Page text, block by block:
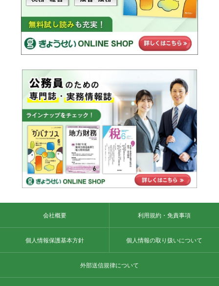
会社概要 利用規約・免責事項
個人情報保護基本方針 個人情報の取り扱いについて
外部送信規律について